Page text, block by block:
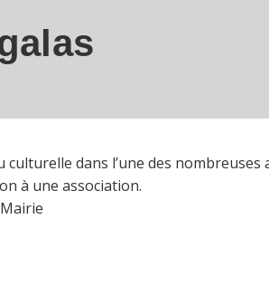
dans l’une des nombreuses
à une association.